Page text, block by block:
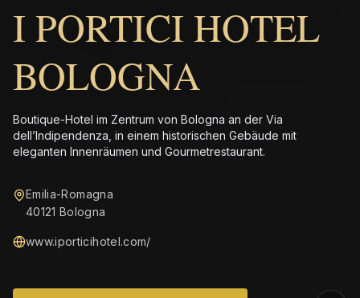
I PORTICI HOTEL
BOLOGNA
Boutique-Hotel im Zentrum von Bologna an der Via
dell’Indipendenza, in einem historischen Gebäude mit
eleganten Innenräumen und Gourmetrestaurant.
Emilia-Romagna
40121 Bologna
www.iporticihotel.com/